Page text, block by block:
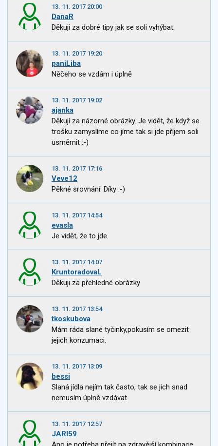
13. 11. 2017 20:00
DanaR
Děkuji za dobré tipy jak se soli vyhýbat.
13. 11. 2017 19:20
paniLiba
Něčeho se vzdám i úplně
13. 11. 2017 19:02
ajanka
Děkují za názorné obrázky. Je vidět, že když se
trošku zamyslíme co jíme tak si jde příjem soli
usměrnit :-)
13. 11. 2017 17:16
Veve12
Pěkné srovnání. Díky :-)
13. 11. 2017 14:54
evasla
Je vidět, že to jde.
13. 11. 2017 14:07
KruntoradovaL
Děkuji za přehledné obrázky
13. 11. 2017 13:54
tkoskubova
Mám ráda slané tyčinky,pokusím se omezit
jejich konzumaci.
13. 11. 2017 13:09
bessi
Slaná jídla nejím tak často, tak se jich snad
nemusím úplně vzdávat
13. 11. 2017 12:57
JARI59